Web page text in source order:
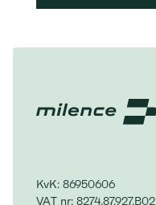
KvK: 86950606
VAT nr: 8274.87.927.B02